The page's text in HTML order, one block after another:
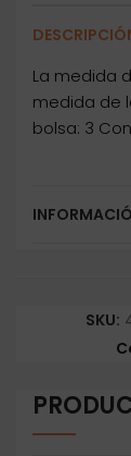
La medida
medida de
bolsa: 3
SKU: